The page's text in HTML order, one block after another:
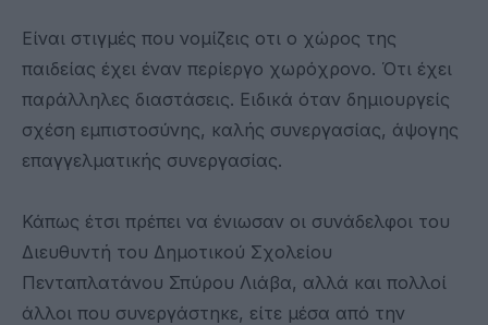
Είναι στιγμές που νομίζεις οτι ο χώρος της
παιδείας έχει έναν περίεργο χωρόχρονο. Ότι έχει
παράλληλες διαστάσεις. Ειδικά όταν δημιουργείς
σχέση εμπιστοσύνης, καλής συνεργασίας, άψογης
επαγγελματικής συνεργασίας.
Κάπως έτσι πρέπει να ένιωσαν οι συνάδελφοι του
Διευθυντή του Δημοτικού Σχολείου
Πενταπλατάνου Σπύρου Λιάβα, αλλά και πολλοί
άλλοι που συνεργάστηκε, είτε μέσα από την